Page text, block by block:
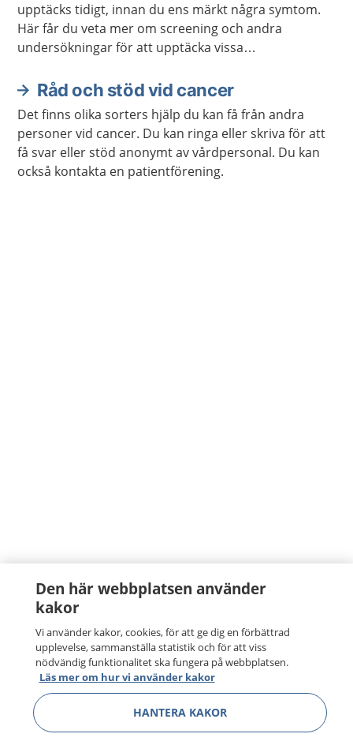
upptäcks tidigt, innan du ens märkt några symtom.
Här får du veta mer om screening och andra
undersökningar för att upptäcka vissa
Råd och stöd vid cancer
Det finns olika sorters hjälp du kan få från andra
personer vid cancer. Du kan ringa eller skriva för att
få svar eller stöd anonymt av vårdpersonal. Du kan
också kontakta en patientförening.
Den här webbplatsen använder
kakor
Vi använder kakor, cookies, för att ge dig en förbättrad
upplevelse, sammanställa statistik och för att viss
nödvändig funktionalitet ska fungera på webbplatsen.
Läs mer om hur vi använder kakor
HANTERA KAKOR